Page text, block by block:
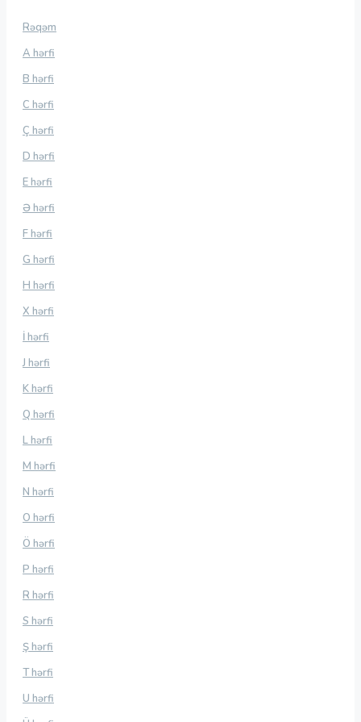
Rəqəm
A hərfi
B hərfi
C hərfi
Ç hərfi
D hərfi
E hərfi
Ə hərfi
F hərfi
G hərfi
H hərfi
X hərfi
İ hərfi
J hərfi
K hərfi
Q hərfi
L hərfi
M hərfi
N hərfi
O hərfi
Ö hərfi
P hərfi
R hərfi
S hərfi
Ş hərfi
T hərfi
U hərfi